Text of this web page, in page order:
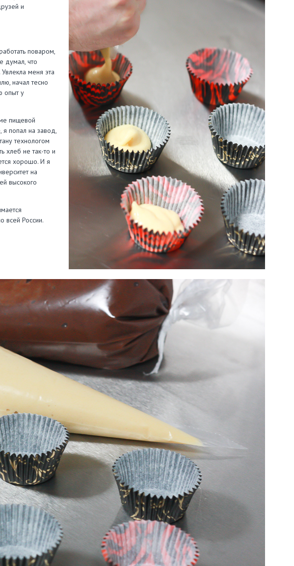
и
поваром,
думал, что
Увлекла меня эта
начал тесно
опыт у
пищевой
попал на завод,
технологом
хлеб не так-то и
хорошо. И я
на
высокого
всей России.